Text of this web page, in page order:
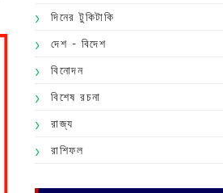
দিনের টুকিটাকি
দেশ - বিদেশ
বিনোদন
বিশেষ রচনা
রাজ্য
রাশিফল